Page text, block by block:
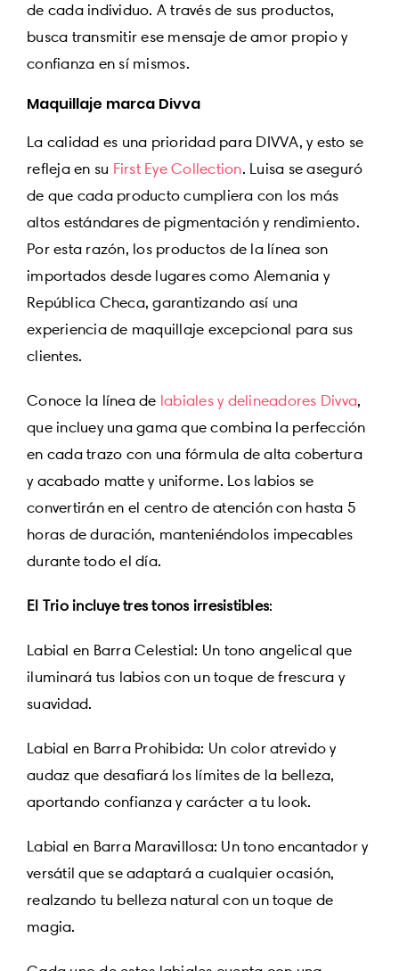
de cada individuo. A través de sus productos,
busca transmitir ese mensaje de amor propio y
confianza en sí mismos.
Maquillaje marca Divva
La calidad es una prioridad para DIVVA, y esto se
refleja en su First Eye Collection. Luisa se aseguró
de que cada producto cumpliera con los más
altos estándares de pigmentación y rendimiento.
Por esta razón, los productos de la línea son
importados desde lugares como Alemania y
República Checa, garantizando así una
experiencia de maquillaje excepcional para sus
clientes.
Conoce la línea de labiales y delineadores Divva,
que incluey una gama que combina la perfección
en cada trazo con una fórmula de alta cobertura
y acabado matte y uniforme. Los labios se
convertirán en el centro de atención con hasta 5
horas de duración, manteniéndolos impecables
durante todo el día.
El Trio incluye tres tonos irresistibles:
Labial en Barra Celestial: Un tono angelical que
iluminará tus labios con un toque de frescura y
suavidad.
Labial en Barra Prohibida: Un color atrevido y
audaz que desafiará los límites de la belleza,
aportando confianza y carácter a tu look.
Labial en Barra Maravillosa: Un tono encantador y
versátil que se adaptará a cualquier ocasión,
realzando tu belleza natural con un toque de
magia.